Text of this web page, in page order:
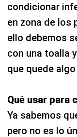
condicionar
en zona de los
ello debemos
con una toalla
que quede
Qué usar para
Ya sabemos
pero no es lo